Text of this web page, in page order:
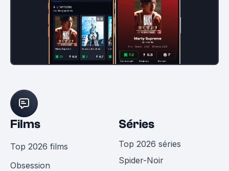
Films
Top 2026 films
Obsession
Séries
Top 2026 séries
Spider-Noir